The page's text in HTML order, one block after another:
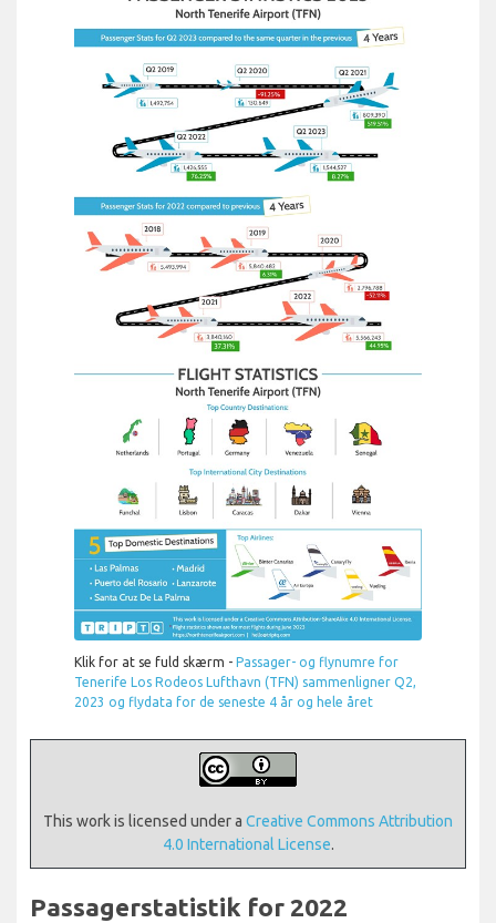
Klik for at se fuld skærm - Passager- og flynumre for
Tenerife Los Rodeos Lufthavn (TFN) sammenligner Q2,
2023 og flydata for de seneste 4 år og hele året
This work is licensed under a Creative Commons Attribution
4.0 International License.
Passagerstatistik for 2022